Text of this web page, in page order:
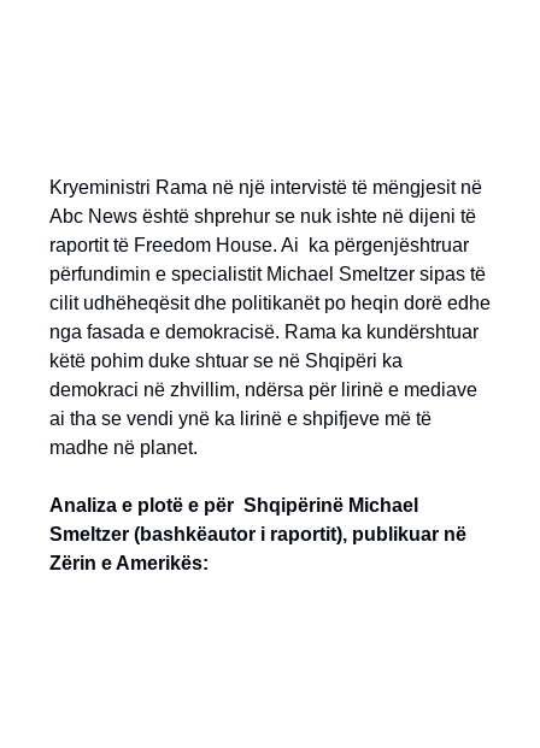
Kryeministri Rama në një intervistë të mëngjesit në
Abc News është shprehur se nuk ishte në dijeni të
raportit të Freedom House. Ai ka përgenjështruar
përfundimin e specialistit Michael Smeltzer sipas të
cilit udhëheqësit dhe politikanët po heqin dorë edhe
nga fasada e demokracisë. Rama ka kundërshtuar
këtë pohim duke shtuar se në Shqipëri ka
demokraci në zhvillim, ndërsa për lirinë e mediave
ai tha se vendi ynë ka lirinë e shpifjeve më të
madhe në planet.
Analiza e plotë e për Shqipërinë Michael
Smeltzer (bashkëautor i raportit), publikuar në
Zërin e Amerikës: